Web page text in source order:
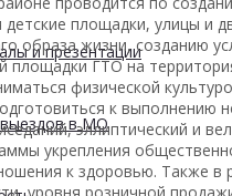
и презентации
в МО
детские площадки, улицы и
образа жизни, созданию
площадки ГТО на
физической
к выполнению
эллиптический и
укрепления
к здоровью. Также в